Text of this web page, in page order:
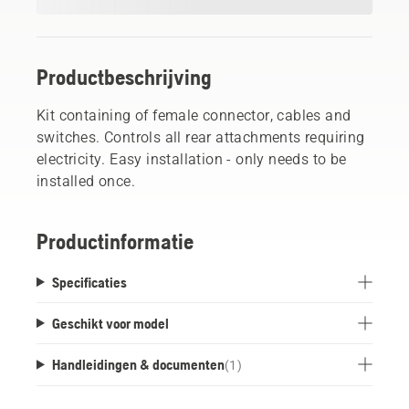
Productbeschrijving
Kit containing of female connector, cables and
switches. Controls all rear attachments requiring
electricity. Easy installation - only needs to be
installed once.
Productinformatie
Specificaties
Geschikt voor model
Handleidingen & documenten(1 )